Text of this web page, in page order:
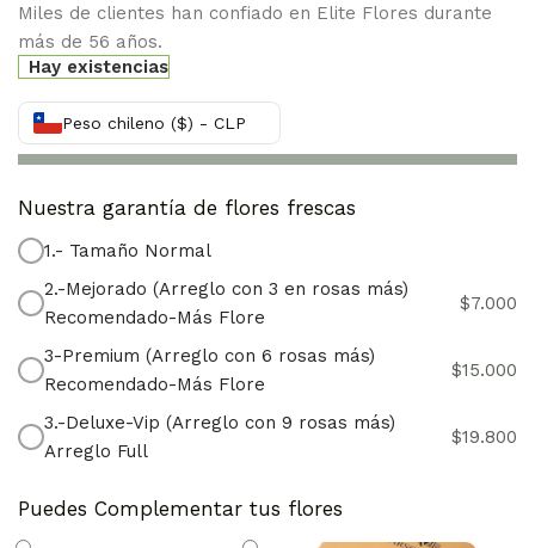
Miles de clientes han confiado en Elite Flores durante
más de 56 años.
Hay existencias
Peso chileno ($) - CLP
Nuestra garantía de flores frescas
1.- Tamaño Normal
2.-Mejorado (Arreglo con 3 en rosas más)
Recomendado-Más Flore
$7.000
3-Premium (Arreglo con 6 rosas más)
Recomendado-Más Flore
$15.000
3.-Deluxe-Vip (Arreglo con 9 rosas más)
Arreglo Full
$19.800
Puedes Complementar tus flores